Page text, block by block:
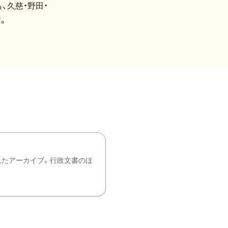
慈・野田・
アーカイブ。行政文書のほ